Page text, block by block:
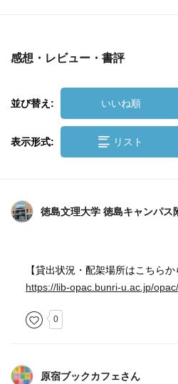
感想・レビュー・書評
並び替え: いいね順
表示形式: リスト
徳島文理大学 徳島キャンパス
【貸出状況・配架場所はこちらか
https://lib-opac.bunri-u.ac.jp/
0
原宿ブックカフェさん